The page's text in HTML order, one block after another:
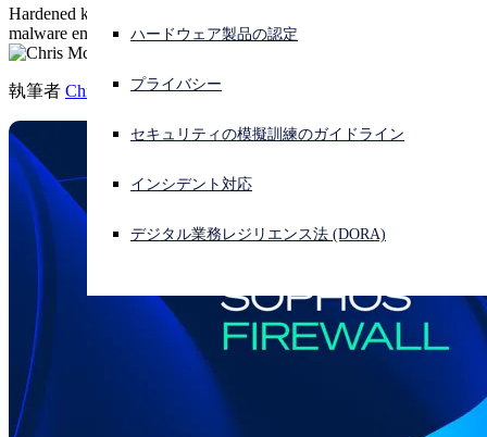
サイバー攻撃を受けている場合、連絡先はこちら
サインイン
日本語
ハードウェア製品の認定
プライバシー
セキュリティの模擬訓練のガイドライン
インシデント対応
デジタル業務レジリエンス法 (DORA)
Hardened kernel, remote integrity monitoring, an enhanced anti-
malware engine, and more.
執筆者 Chris McCormack